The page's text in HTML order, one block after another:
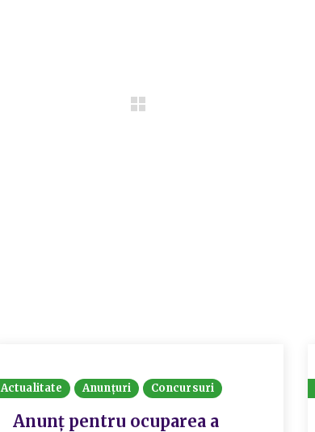
Actualitate Anunțuri Concursuri
Anunț pentru ocuparea a